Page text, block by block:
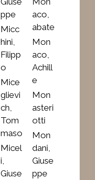
ppe
Micc
hini,
Filipp
o
Mice
glievi
ch,
Tom
maso
Micel
i,
Giuse
aco,
abate
Mon
aco,
Achill
e
Mon
asteri
otti
Mon
dani,
Giuse
ppe